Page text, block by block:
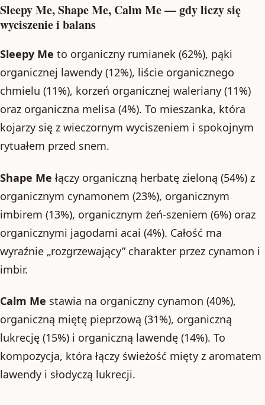
Sleepy Me, Shape Me, Calm Me — gdy liczy się
wyciszenie i balans
Sleepy Me to organiczny rumianek (62%), pąki
organicznej lawendy (12%), liście organicznego
chmielu (11%), korzeń organicznej waleriany (11%)
oraz organiczna melisa (4%). To mieszanka, która
kojarzy się z wieczornym wyciszeniem i spokojnym
rytuałem przed snem.
Shape Me łączy organiczną herbatę zieloną (54%) z
organicznym cynamonem (23%), organicznym
imbirem (13%), organicznym żeń-szeniem (6%) oraz
organicznymi jagodami acai (4%). Całość ma
wyraźnie „rozgrzewający” charakter przez cynamon i
imbir.
Calm Me stawia na organiczny cynamon (40%),
organiczną miętę pieprzową (31%), organiczną
lukrecję (15%) i organiczną lawendę (14%). To
kompozycja, która łączy świeżość mięty z aromatem
lawendy i słodyczą lukrecji.